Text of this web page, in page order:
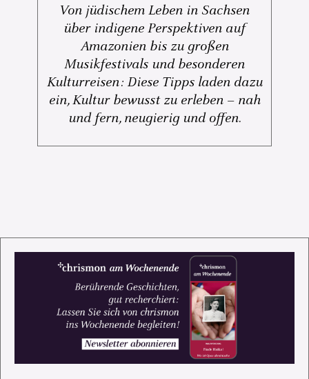
Von jüdischem Leben in Sachsen
über indigene Perspektiven auf
Amazonien bis zu großen
Musikfestivals und besonderen
Kulturreisen: Diese Tipps laden dazu
ein, Kultur bewusst zu erleben – nah
und fern, neugierig und offen.